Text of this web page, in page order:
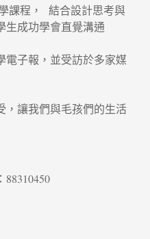
課程， 結合設計思考與
生成功學會直覺溝通
電子報，並受訪於多家媒
，讓我們與毛孩們的生活